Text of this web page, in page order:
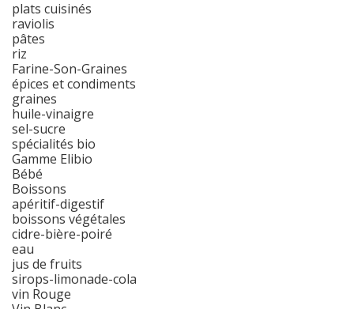
plats cuisinés
raviolis
pâtes
riz
Farine-Son-Graines
épices et condiments
graines
huile-vinaigre
sel-sucre
spécialités bio
Gamme Elibio
Bébé
Boissons
apéritif-digestif
boissons végétales
cidre-bière-poiré
eau
jus de fruits
sirops-limonade-cola
vin Rouge